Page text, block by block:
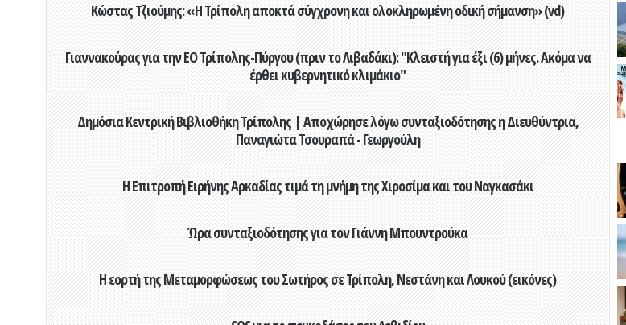
Κώστας Τζιούμης: «Η Τρίπολη αποκτά σύγχρονη και ολοκληρωμένη οδική σήμανση» (vd)
Γιαννακούρας για την EO Τρίπολης-Πύργου (πριν το Λιβαδάκι): "Κλειστή για έξι (6) μήνες. Ακόμα να
έρθει κυβερνητικό κλιμάκιο"
Δημόσια Κεντρική Βιβλιοθήκη Τρίπολης | Αποχώρησε λόγω συνταξιοδότησης η Διευθύντρια,
Παναγιώτα Τσουραπά - Γεωργούλη
Η Επιτροπή Ειρήνης Αρκαδίας τιμά τη μνήμη της Χιροσίμα και του Ναγκασάκι
Ώρα συνταξιοδότησης για τον Γιάννη Μπουντρούκα
Η εορτή της Μεταμορφώσεως του Σωτήρος σε Τρίπολη, Νεστάνη και Λουκού (εικόνες)